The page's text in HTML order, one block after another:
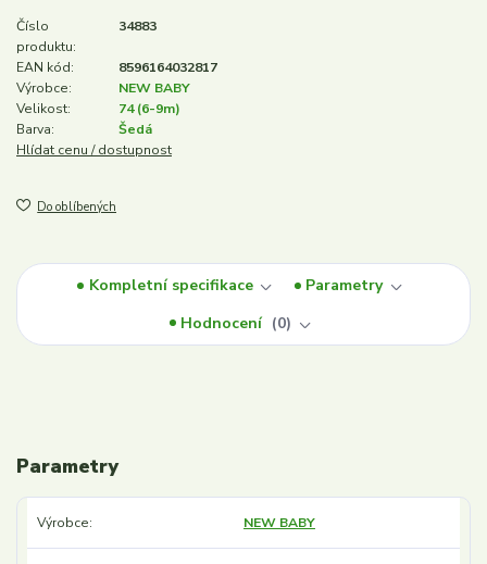
Číslo
produktu:
34883
EAN kód:
8596164032817
Výrobce:
NEW BABY
Velikost:
74 (6-9m)
Barva:
Šedá
Hlídat cenu / dostupnost
Do oblíbených
Kompletní specifikace
Parametry
Hodnocení
0
Parametry
Výrobce NEW BABY